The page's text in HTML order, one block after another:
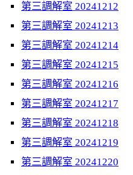
第三調解室 20241212
第三調解室 20241213
第三調解室 20241214
第三調解室 20241215
第三調解室 20241216
第三調解室 20241217
第三調解室 20241218
第三調解室 20241219
第三調解室 20241220